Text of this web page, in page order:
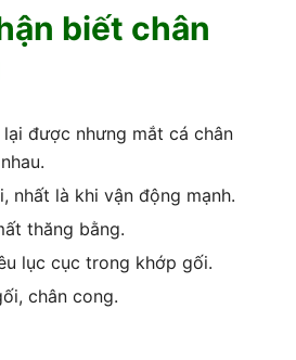
biết chân
được nhưng mắt cá chân
nhất là khi vận động mạnh.
thăng bằng.
lục cục trong khớp gối.
chân cong.